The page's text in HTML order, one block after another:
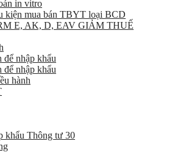
in vitro
kiện mua bán TBYT loại BCD
E, AK, D, EAV GIẢM THUẾ
nhập khẩu
nhập khẩu
hành
khẩu Thông tư 30